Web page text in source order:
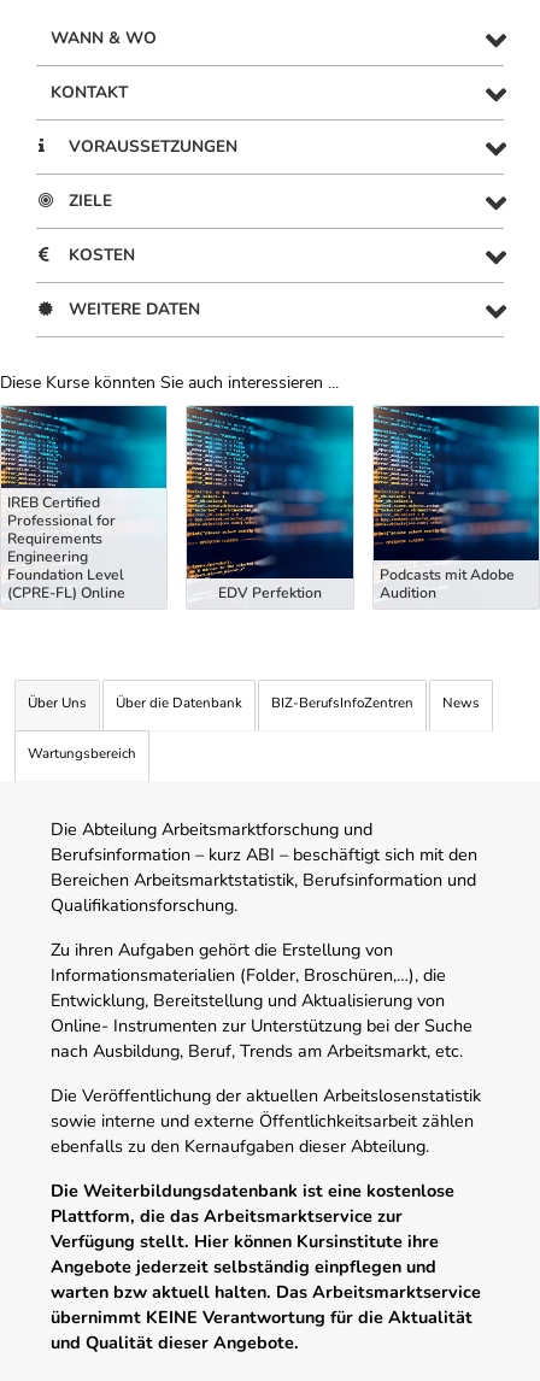
WANN & WO
KONTAKT
VORAUSSETZUNGEN
ZIELE
KOSTEN
WEITERE DATEN
Diese Kurse könnten Sie auch interessieren ...
Uber Weiterbildungsvorschläge
IREB Certified
Professional for
Requirements
Engineering
Foundation Level
(CPRE-FL) Online
EDV Perfektion
Podcasts mit Adobe
Audition
Über Uns Über die Datenbank BIZ-BerufsInfoZentren News
Wartungsbereich
Die Abteilung Arbeitsmarktforschung und
Berufsinformation – kurz ABI – beschäftigt sich mit den
Bereichen Arbeitsmarktstatistik, Berufsinformation und
Qualifikationsforschung.
Zu ihren Aufgaben gehört die Erstellung von
Informationsmaterialien (Folder, Broschüren,…), die
Entwicklung, Bereitstellung und Aktualisierung von
Online- Instrumenten zur Unterstützung bei der Suche
nach Ausbildung, Beruf, Trends am Arbeitsmarkt, etc.
Die Veröffentlichung der aktuellen Arbeitslosenstatistik
sowie interne und externe Öffentlichkeitsarbeit zählen
ebenfalls zu den Kernaufgaben dieser Abteilung.
Die Weiterbildungsdatenbank ist eine kostenlose
Plattform, die das Arbeitsmarktservice zur
Verfügung stellt. Hier können Kursinstitute ihre
Angebote jederzeit selbständig einpflegen und
warten bzw aktuell halten. Das Arbeitsmarktservice
übernimmt KEINE Verantwortung für die Aktualität
und Qualität dieser Angebote.